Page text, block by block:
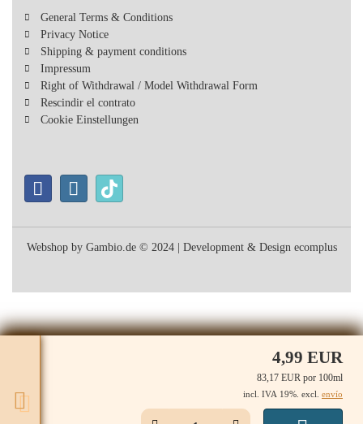
4,99 EUR
83,17 EUR por 100ml
incl. IVA 19%. excl. envío
General Terms & Conditions
Privacy Notice
Shipping & payment conditions
Impressum
Right of Withdrawal / Model Withdrawal Form
Rescindir el contrato
Cookie Einstellungen
Webshopby Gambio.de © 2024 | Development & Design ecomplus